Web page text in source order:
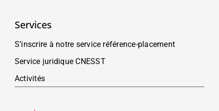
Services
S’inscrire à notre service référence-placement
Service juridique CNESST
Activités